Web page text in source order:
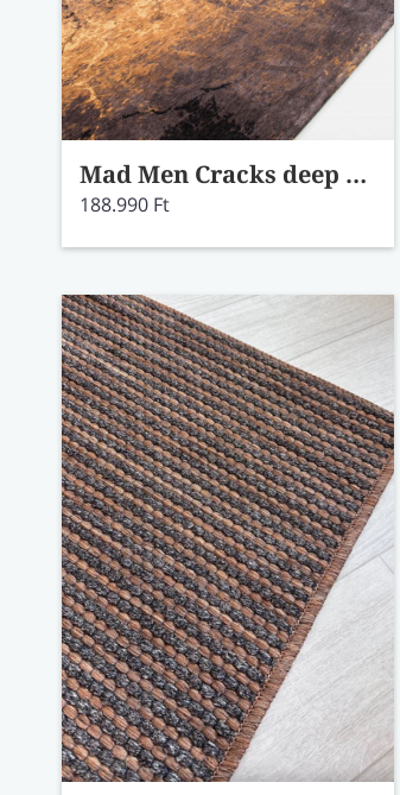
Mad Men Cracks deep mine szőnyeg 8618 140x200
188.990 Ft